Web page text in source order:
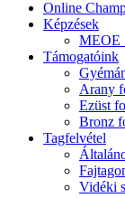
Online
Képzések
MEOE
Támogatóink
Arany
Ezüst
Bronz
Tagfelvétel
Vidéki